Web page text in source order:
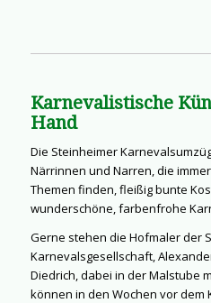
Karnevalistische
Hand
Die Steinheimer
Närrinnen und Narren, die
Themen finden, fleißig bunte
wunderschöne, farbenfrohe
Gerne stehen die Hofmaler der
Karnevalsgesellschaft,
Diedrich, dabei in der Malstube
können in den Wochen vor dem